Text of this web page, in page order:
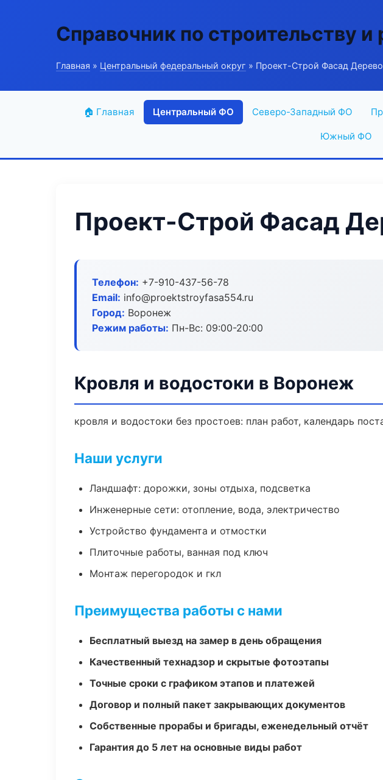
Справочник по строительству и
Главная » Центральный федеральный округ » Проект-Строй Фасад Дерево
🏠 Главная Центральный ФО Северо-Западный ФО
Южный ФО
Проект-Строй Фасад
Телефон: +7-910-437-56-78
Email: info@proektstroyfasa554.ru
Город: Воронеж
Режим работы: Пн-Вс: 09:00-20:00
Кровля и водостоки в Воронеж
кровля и водостоки без простоев: план работ, календарь
Наши услуги
Ландшафт: дорожки, зоны отдыха, подсветка
Инженерные сети: отопление, вода, электричество
Устройство фундамента и отмостки
Плиточные работы, ванная под ключ
Монтаж перегородок и гкл
Преимущества работы с нами
Бесплатный выезд на замер в день обращения
Качественный технадзор и скрытые фотоэтапы
Точные сроки с графиком этапов и платежей
Договор и полный пакет закрывающих документов
Собственные прорабы и бригады, еженедельный отчёт
Гарантия до 5 лет на основные виды работ